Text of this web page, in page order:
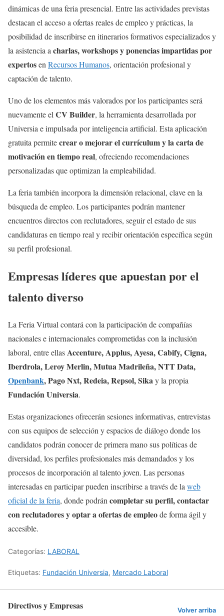
dinámicas de una feria presencial. Entre las actividades previstas
destacan el acceso a ofertas reales de empleo y prácticas, la
posibilidad de inscribirse en itinerarios formativos especializados y
la asistencia a charlas, workshops y ponencias impartidas por
expertosen Recursos Humanos, orientación profesional y
captación de talento.
Uno de los elementos más valorados por los participantes será
nuevamente el CV Builder, la herramienta desarrollada por
Universia e impulsada por inteligencia artificial. Esta aplicación
gratuita permitecrear o mejorar el currículum y la carta de
motivación en tiempo real, ofreciendo recomendaciones
personalizadas que optimizan la empleabilidad.
La feria también incorpora la dimensión relacional, clave en la
búsqueda de empleo. Los participantes podrán mantener
encuentros directos con reclutadores, seguir el estado de sus
candidaturas en tiempo real y recibir orientación específica según
su perfil profesional.
Empresas líderes que apuestan por el
talento diverso
La Feria Virtual contará con la participación de compañías
nacionales e internacionales comprometidas con la inclusión
laboral, entre ellas Accenture, Applus, Ayesa, Cabify, Cigna,
Iberdrola, Leroy Merlin, Mutua Madrileña, NTT Data,
Openbank, Pago Nxt, Redeia, Repsol, Sika y la propia
Fundación Universia.
Estas organizaciones ofrecerán sesiones informativas, entrevistas
con sus equipos de selección y espacios de diálogo donde los
candidatos podrán conocer de primera mano sus políticas de
diversidad, los perfiles profesionales más demandados y los
procesos de incorporación al talento joven. Las personas
interesadas en participar pueden inscribirse a través de la web
oficial de la feria, donde podrán completar su perfil, contactar
con reclutadores y optar a ofertas de empleode forma ágil y
accesible.
Categorías: LABORAL
Etiquetas: Fundación Universia, Mercado Laboral
Directivos y Empresas Volver arriba